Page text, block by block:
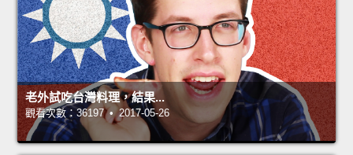
老外試吃台灣料理，結果...
觀看次數：36197 • 2017-05-26